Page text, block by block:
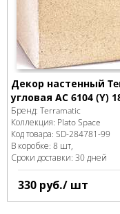
Декор настенный
угловая AC 6104 (Y)
Бренд: Terramatic
Коллекция: Plato Space
Код товара: SD-284781-99
В коробке: 8 шт,
Сроки доставки: 30 дней
330 руб./ шт